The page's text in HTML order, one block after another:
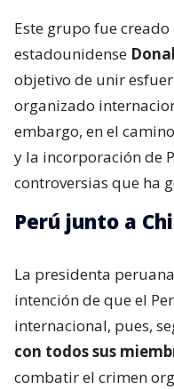
Este grupo fue
estadounidense
objetivo de unir
organizado
embargo, en el
y la incorporación de
controversias que ha
Perú junto a
La presidenta
intención de que el
internacional, pues,
con todos sus
combatir el crimen